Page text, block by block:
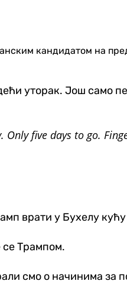
кандидатом на
уторак. Још само
five days to go.
врати у Бухелу
се Трампом.
смо о начинима за